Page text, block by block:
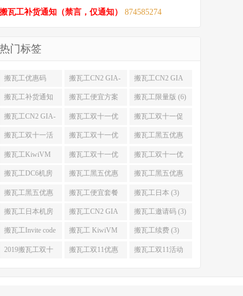
搬瓦工补货通知（禁言，仅通知）
874585274
热门标签
搬瓦工优惠码
(11)
搬瓦工CN2 GIA-
E (10)
搬瓦工CN2 GIA
(9)
搬瓦工补货通知
(8)
搬瓦工便宜方案
(7)
搬瓦工限量版 (6)
搬瓦工CN2 GIA-
E限量版 (6)
搬瓦工双十一优
惠 (5)
搬瓦工双十一促
销 (5)
搬瓦工双十一活
动 (5)
搬瓦工双十一优
惠是什么 (5)
搬瓦工黑五优惠
(5)
搬瓦工KiwiVM
控制面板教程 (4)
搬瓦工双十一优
惠什么时候开始
(4)
搬瓦工双十一优
惠码 (4)
搬瓦工DC6机房
(4)
搬瓦工黑五优惠
是什么 (4)
搬瓦工黑五优惠
什么时候开始 (4)
搬瓦工黑五优惠
有搬瓦工CN2
GIA吗 (4)
搬瓦工便宜套餐
(3)
搬瓦工日本 (3)
搬瓦工日本机房
(3)
搬瓦工CN2 GIA
限量版 (3)
搬瓦工邀请码 (3)
搬瓦工Invite code
(3)
搬瓦工 KiwiVM
Control Panel (3)
搬瓦工续费 (3)
2019搬瓦工双十 搬瓦工双11优惠 搬瓦工双11活动